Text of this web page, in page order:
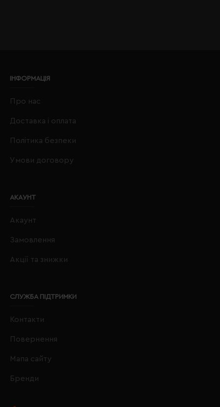
ІНФОРМАЦІЯ
Про нас
Доставка і оплата
Політика безпеки
Умови договору
АКАУНТ
Акаунт
Замовлення
Акції та знижки
СЛУЖБА ПІДТРИМКИ
Контакти
Повернення
Мапа сайту
Бренди